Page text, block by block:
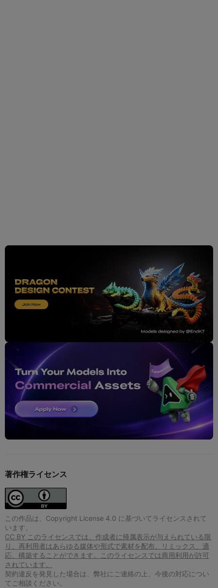
著作権ライセンス
この作品は、Copyright License 4.0 に基づいてライセンスされて
います。
CC BY このライセンスでは、作成者に帰属表示が与えられている限
り、再利用者はあらゆる媒体や形式で素材を配布、リミックス、適
応、構築することができます。このライセンスでは商用利用が許可
されています。
契約違反を発見した場合は、弊社にご連絡の上、今後の対応につい
てご相談ください。